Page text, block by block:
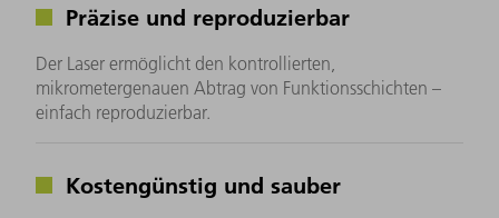
Präzise und reproduzierbar
Der Laser ermöglicht den kontrollierten,
mikrometergenauen Abtrag von Funktionsschichten –
einfach reproduzierbar.
Kostengünstig und sauber